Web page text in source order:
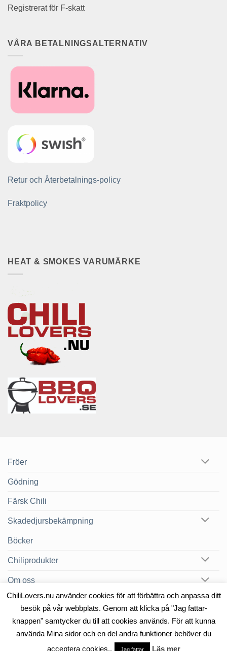
Registrerat för F-skatt
VÅRA BETALNINGSALTERNATIV
Retur och Återbetalnings-policy
Fraktpolicy
HEAT & SMOKES VARUMÄRKE
Fröer
Gödning
Färsk Chili
Skadedjursbekämpning
Böcker
Chiliprodukter
Om oss
Chilibloggen
OM OSS KONTAKT
ChiliLovers.nu använder cookies för att förbättra och anpassa ditt
besök på vår webbplats. Genom att klicka på "Jag fattar-
knappen" samtycker du till att cookies används. För att kunna
använda Mina sidor och en del andra funktioner behöver du
acceptera cookies..
Jag fattar Läs mer